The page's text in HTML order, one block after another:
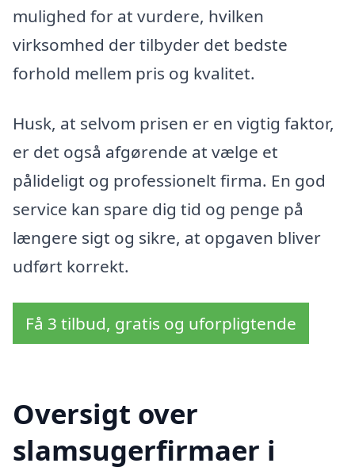
mulighed for at vurdere, hvilken
virksomhed der tilbyder det bedste
forhold mellem pris og kvalitet.
Husk, at selvom prisen er en vigtig faktor,
er det også afgørende at vælge et
pålideligt og professionelt firma. En god
service kan spare dig tid og penge på
længere sigt og sikre, at opgaven bliver
udført korrekt.
Få 3 tilbud, gratis og uforpligtende
Oversigt over
slamsugerfirmaer i